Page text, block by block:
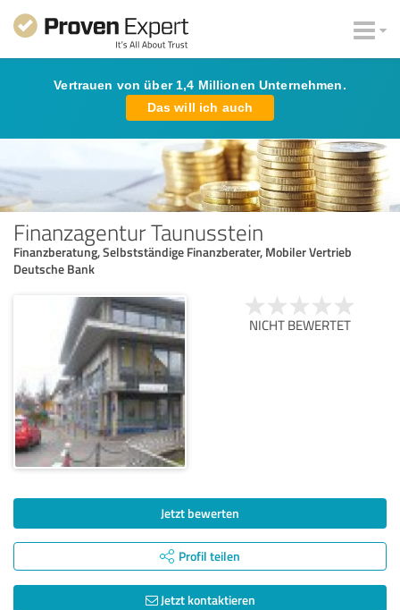
Vertrauen von über 1,4 Millionen Unternehmen.
Das will ich auch
Finanzagentur Taunusstein
Finanzberatung, Selbstständige Finanzberater, Mobiler Vertrieb
Deutsche Bank
NICHT BEWERTET
Jetzt bewerten
Profil teilen
Jetzt kontaktieren